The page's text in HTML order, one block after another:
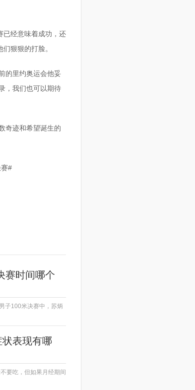
已经意味着成功，还
狠狠的打脸。
的里约奥运会他妥
，我们也可以期待
奇迹和希望诞生的
#
赛时间哪个
子100米决赛中，苏炳
表现有哪
要吃，但如果月经期间